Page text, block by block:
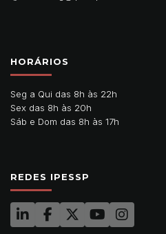
HORÁRIOS
Seg a Qui das 8h às 22h
Sex das 8h às 20h
Sáb e Dom das 8h às 17h
REDES IPESSP